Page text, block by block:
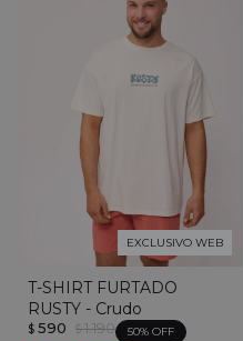
EXCLUSIVO WEB
T-SHIRT FURTADO
RUSTY - Crudo
$ 590 $ 1.190 50